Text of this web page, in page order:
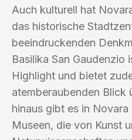
Auch kulturell hat
das historische
beeindruckenden
Basilika San Gaudenzio
Highlight und bietet
atemberaubenden Blick
hinaus gibt es in Novara
Museen, die von Kunst